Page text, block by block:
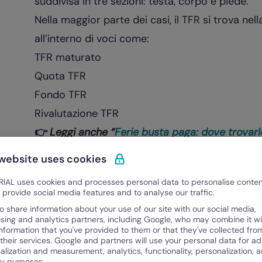
Nella maggior parte dei casi, il TFR si trova
all’interno di voci come:
TFR maturato
Quota TFR
Fondo TFR
Rivalutazione TFR
👉Leggi anche “Ferie busta paga: dove
Nella parte alta, conosciuta anche come
organizzazione, il numero di
e
e sul rapporto di lavoro come ad esempio la p
il livello d’inquadramento.
Queste prime informazioni forniscono alcuni
del TFR.
uses cookies
uses cookies and processes personal data to personalise
provide social media features and to analyse our traffic.
share information about your use of our site with our social media,
and analytics partners, including Google, who may combine it
that you've provided to them or that they've collected
services. Google and partners will use your personal data for ad
and measurement, analytics, functionality, personalization,